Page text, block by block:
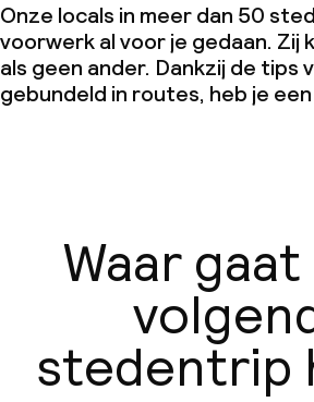
Onze locals in meer dan 50
voorwerk al voor je gedaan. Zij
als geen ander. Dankzij de tips
gebundeld in routes, heb je
Waar
stedentrip